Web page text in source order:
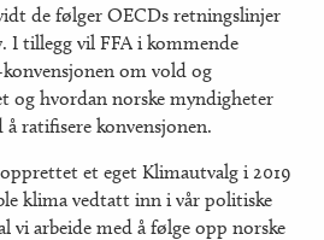
de følger OECDs retningslinjer
I tillegg vil FFA i kommende
om vold og
og hvordan norske myndigheter
ratifisere konvensjonen.
et eget Klimautvalg i 2019
klima vedtatt inn i vår politiske
vi arbeide med å følge opp norske